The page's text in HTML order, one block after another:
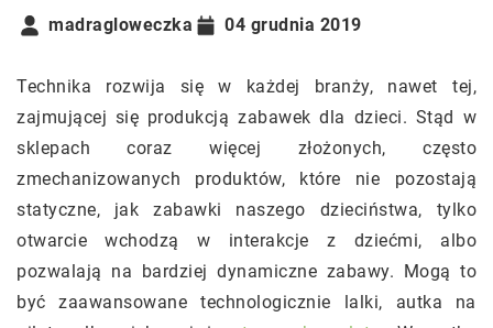
madragloweczka
04 grudnia 2019
Technika rozwija się w każdej branży, nawet tej,
zajmującej się produkcją zabawek dla dzieci. Stąd w
sklepach coraz więcej złożonych, często
zmechanizowanych produktów, które nie pozostają
statyczne, jak zabawki naszego dzieciństwa, tylko
otwarcie wchodzą w interakcje z dziećmi, albo
pozwalają na bardziej dynamiczne zabawy. Mogą to
być zaawansowane technologicznie lalki, autka na